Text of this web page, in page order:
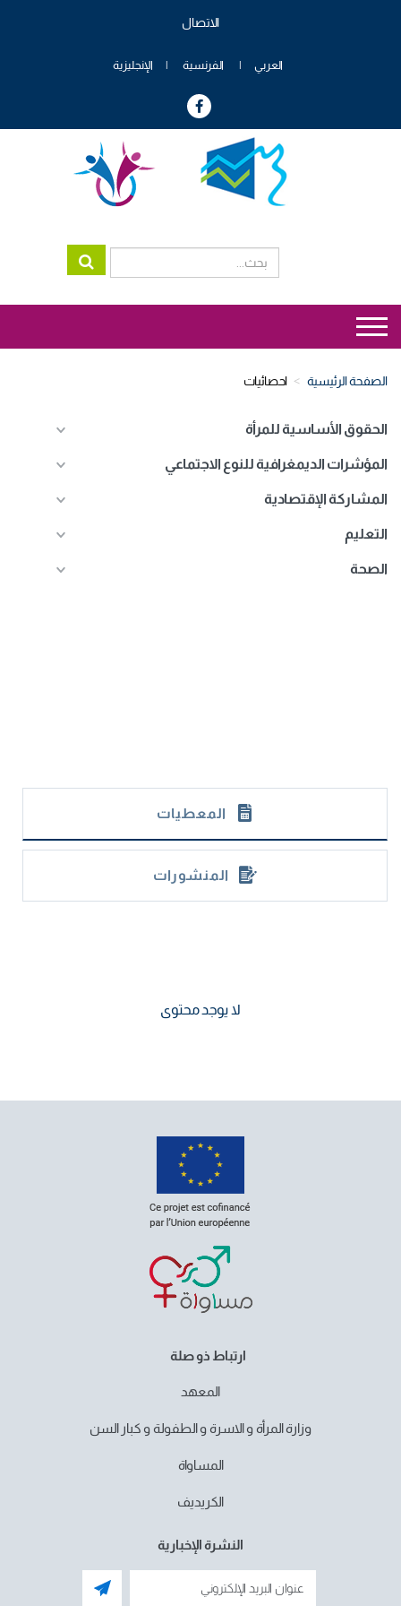
Menu
header
genre
الاتصال
العربي الفرنسية الإنجليزية
Menu
genre
الصفحة الرئيسية احصائيات
الحقوق الأساسية للمرأة
المؤشرات الديمغرافية للنوع الاجتماعي
المشاركة الإقتصادية
التعليم
الصحة
المعطيات
المنشورات
لا يوجد محتوى
ارتباط ذو صلة
المعهد
وزارة المرأة و الاسرة و الطفولة و كبار السن
المساواة
الكريديف
النشرة الإخبارية